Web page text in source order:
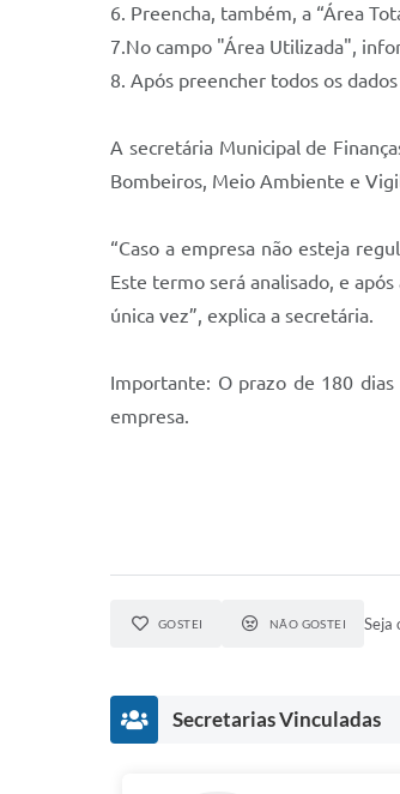
6. Preencha, também, a “Área
7.No campo "Área Utilizada",
8. Após preencher todos os
A secretária Municipal de
Bombeiros, Meio Ambiente e
“Caso a empresa não esteja
Este termo será analisado, e
única vez”, explica a secretária.
Importante: O prazo de 180
empresa.
GOSTEI NÃO GOSTEI Seja
Secretarias Vinculadas